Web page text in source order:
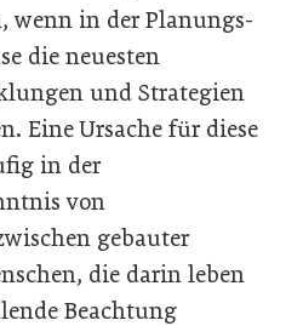
wenn in der Planungs-
die neuesten
und Strategien
Eine Ursache für diese
in der
von
gebauter
die darin leben
Beachtung